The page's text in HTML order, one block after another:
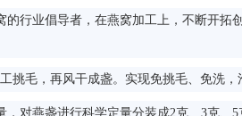
业倡导者，在燕窝加工上，不断开拓
毛，再风干成盏。实现免挑毛、免洗，
燕盏进行科学定量分装成2克、3克、5